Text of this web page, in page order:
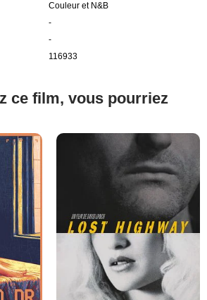
Couleur et N&B
-
-
116933
ce film, vous pourriez